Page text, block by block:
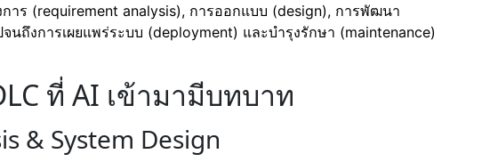
าร (requirement analysis), การออกแบบ (design), การพัฒนา
ถึงการเผยแพร่ระบบ (deployment) และบำรุงรักษา (maintenance)
ที่ AI เข้ามามีบทบาท
& System Design